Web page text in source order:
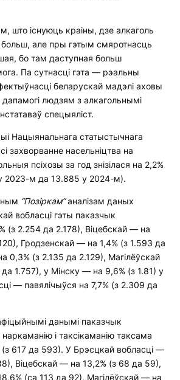
што існуюць краіны, дзе алкаголь
але пры гэтым смяротнасць
бо там даступная больш
Па сутнасці гэта — рэальны
беларускай мадэлі аховы
людзям з алкагольнымі
спецыяліст.
Нацыянальнага статыстычнага
захворванне насельніцтва на
псіхозы за год знізілася на 2,2%
2023-м да 13.885 у 2024-м).
“Позіркам”аналізам даных
вобласці гэты паказчык
(з 2.254 да 2.178), Віцебскай — на
Гродзенскай — на 1,4% (з 1.593 да
0,3% (з 2.135 да 2.129), Магілёўскай
1.757), у Мінску — на 9,6% (з 1.81) у
— павялічыўся на 7,7% (з 2.309 да
данымі паказчык
і таксікаманію таксама
(з 617 да 593). У Брэсцкай вобласці —
Віцебскай — на 13,2% (з 68 да 59),
(са 113 да 92), Магілёўскай — на